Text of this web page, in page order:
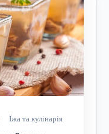
Їжа та кулінарія